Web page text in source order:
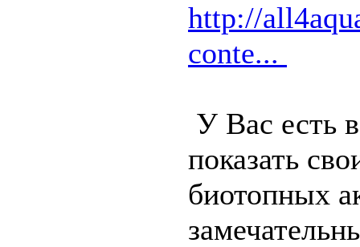
http://
conte...
У Вас есть
показать
биотопных